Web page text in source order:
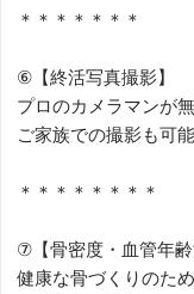
＊＊＊＊＊＊＊
⑥【終活写真撮影】
プロのカメラマンが
ご家族での撮影も可
＊＊＊＊＊＊＊＊
⑦【骨密度・血管年齢
健康な骨づくりのた